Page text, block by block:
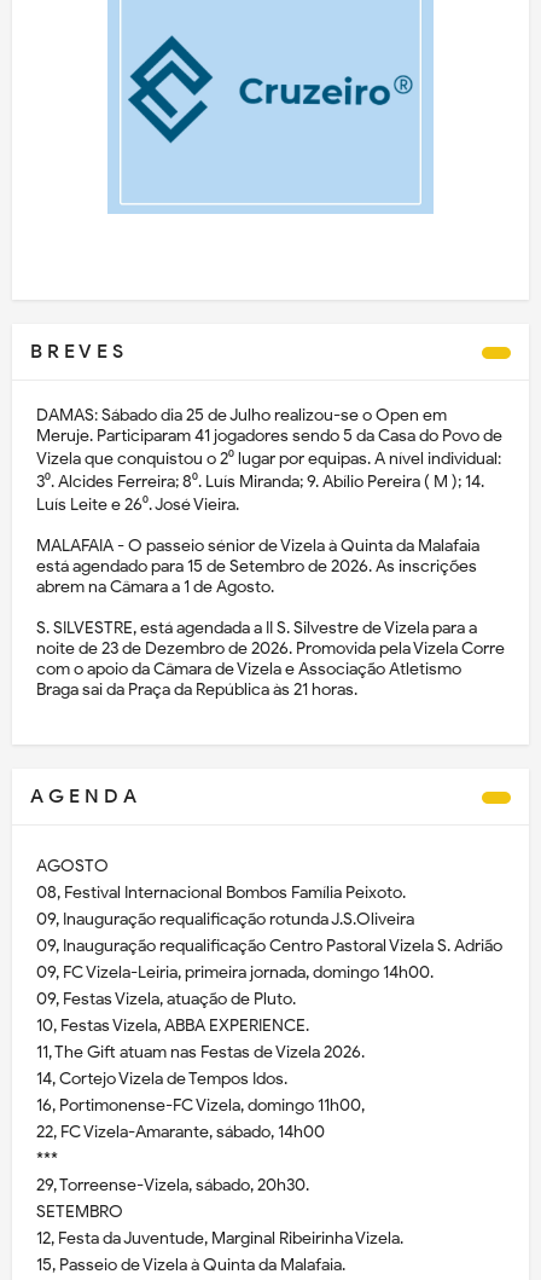
B R E V E S
DAMAS: Sábado dia 25 de Julho realizou-se o Open em
Meruje. Participaram 41 jogadores sendo 5 da Casa do Povo de
Vizela que conquistou o 2⁰ lugar por equipas. A nível individual:
3⁰. Alcides Ferreira; 8⁰. Luís Miranda; 9. Abílio Pereira ( M ); 14.
Luís Leite e 26⁰. José Vieira.
MALAFAIA - O passeio sénior de Vizela à Quinta da Malafaia
está agendado para 15 de Setembro de 2026. As inscrições
abrem na Câmara a 1 de Agosto.
S. SILVESTRE, está agendada a II S. Silvestre de Vizela para a
noite de 23 de Dezembro de 2026. Promovida pela Vizela Corre
com o apoio da Câmara de Vizela e Associação Atletismo
Braga sai da Praça da República às 21 horas.
A G E N D A
AGOSTO
08, Festival Internacional Bombos Família Peixoto.
09, Inauguração requalificação rotunda J.S.Oliveira
09, Inauguração requalificação Centro Pastoral Vizela S. Adrião
09, FC Vizela-Leiria, primeira jornada, domingo 14h00.
09, Festas Vizela, atuação de Pluto.
10, Festas Vizela, ABBA EXPERIENCE.
11, The Gift atuam nas Festas de Vizela 2026.
14, Cortejo Vizela de Tempos Idos.
16, Portimonense-FC Vizela, domingo 11h00,
22, FC Vizela-Amarante, sábado, 14h00
***
29, Torreense-Vizela, sábado, 20h30.
SETEMBRO
12, Festa da Juventude, Marginal Ribeirinha Vizela.
15, Passeio de Vizela à Quinta da Malafaia.